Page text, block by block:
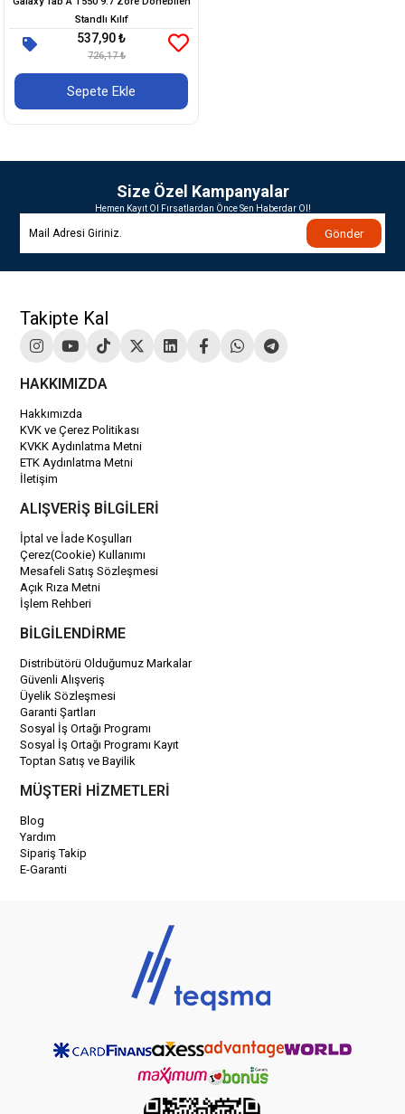
Standlı Kılıf
537,90 ₺
726,17 ₺
Sepete Ekle
Size Özel Kampanyalar
Hemen Kayıt Ol Fırsatlardan Önce Sen Haberdar Ol!
Gönder
Takipte Kal
HAKKIMIZDA
Hakkımızda
KVK ve Çerez Politikası
KVKK Aydınlatma Metni
ETK Aydınlatma Metni
İletişim
ALIŞVERİŞ BİLGİLERİ
İptal ve İade Koşulları
Çerez(Cookie) Kullanımı
Mesafeli Satış Sözleşmesi
Açık Rıza Metni
İşlem Rehberi
BİLGİLENDİRME
Distribütörü Olduğumuz Markalar
Güvenli Alışveriş
Üyelik Sözleşmesi
Garanti Şartları
Sosyal İş Ortağı Programı
Sosyal İş Ortağı Programı Kayıt
Toptan Satış ve Bayilik
MÜŞTERİ HİZMETLERİ
Blog
Yardım
Sipariş Takip
E-Garanti